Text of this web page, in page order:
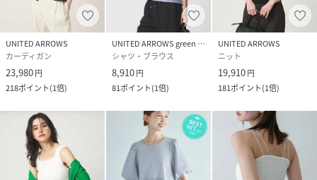
UNITED ARROWS
カーディガン
23,980円
218ポイント(1倍)
UNITED ARROWS green label relaxing
シャツ・ブラウス
8,910円
81ポイント(1倍)
UNITED ARROWS
ニット
19,910円
181ポイント(1倍)